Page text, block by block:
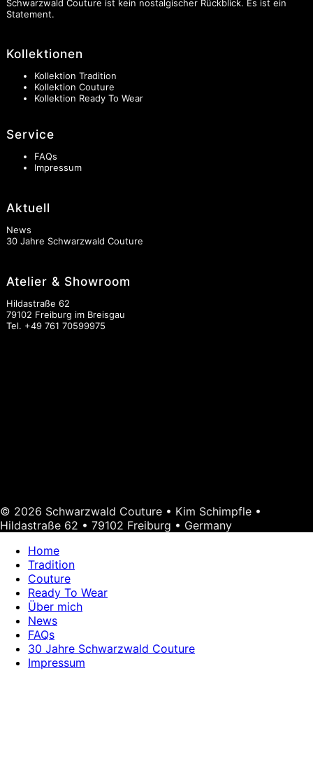
Schwarzwald Couture ist kein nostalgischer Rückblick. Es ist ein
Statement.
Kollektionen
Kollektion Tradition
Kollektion Couture
Kollektion Ready To Wear
Service
FAQs
Impressum
Aktuell
News
30 Jahre Schwarzwald Couture
Atelier & Showroom
Hildastraße 62
79102 Freiburg im Breisgau
Tel. +49 761 70599975
© 2026 Schwarzwald Couture • Kim Schimpfle •
Hildastraße 62 • 79102 Freiburg • Germany
Home
Tradition
Couture
Ready To Wear
Über mich
News
FAQs
30 Jahre Schwarzwald Couture
Impressum